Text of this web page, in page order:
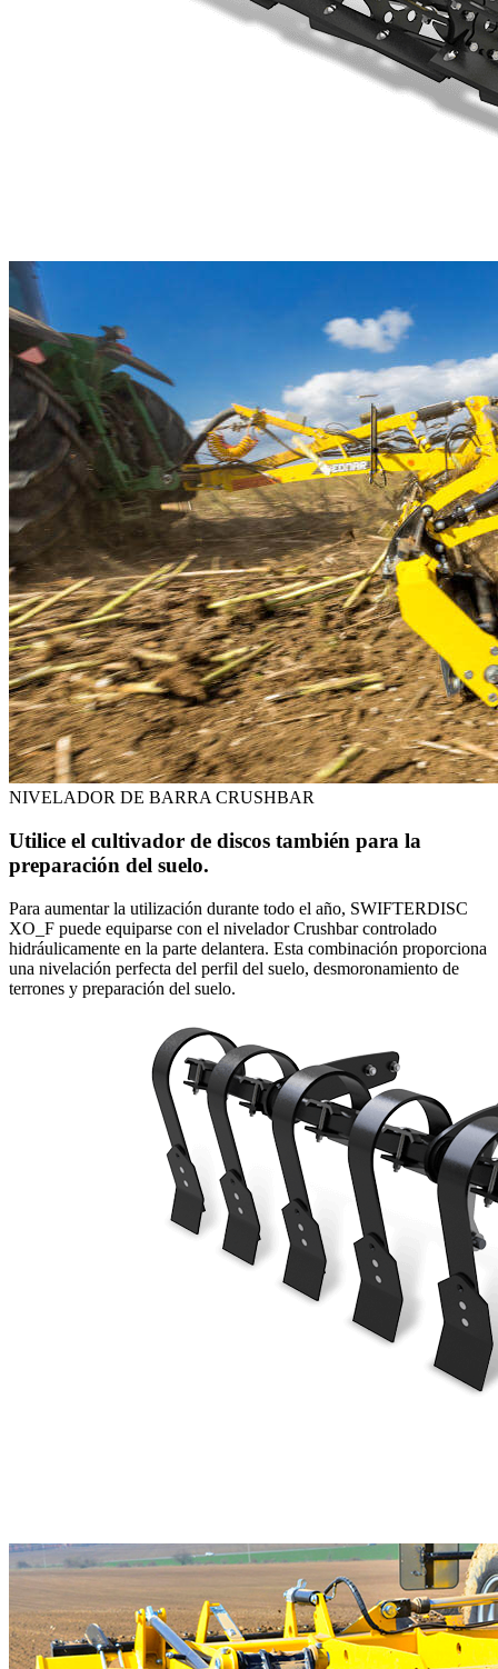
NIVELADOR DE BARRA CRUSHBAR
Utilice el cultivador de discos también para la
preparación del suelo.
Para aumentar la utilización durante todo el año, SWIFTERDISC
XO_F puede equiparse con el nivelador Crushbar controlado
hidráulicamente en la parte delantera. Esta combinación proporciona
una nivelación perfecta del perfil del suelo, desmoronamiento de
terrones y preparación del suelo.